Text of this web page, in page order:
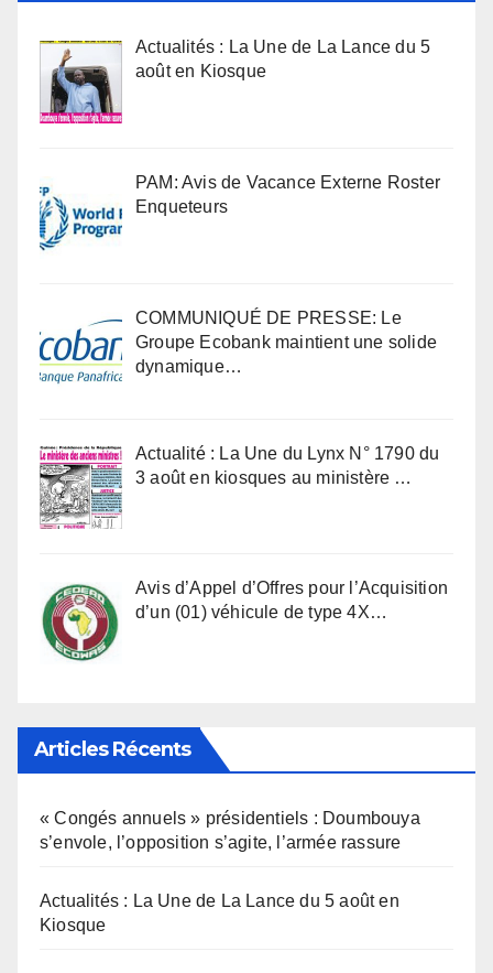
Actualités : La Une de La Lance du 5
août en Kiosque
PAM: Avis de Vacance Externe Roster
Enqueteurs
COMMUNIQUÉ DE PRESSE: Le
Groupe Ecobank maintient une solide
dynamique…
Actualité : La Une du Lynx N° 1790 du
3 août en kiosques au ministère …
Avis d’Appel d’Offres pour l’Acquisition
d’un (01) véhicule de type 4X…
Articles Récents
« Congés annuels » présidentiels : Doumbouya
s’envole, l’opposition s’agite, l’armée rassure
Actualités : La Une de La Lance du 5 août en
Kiosque